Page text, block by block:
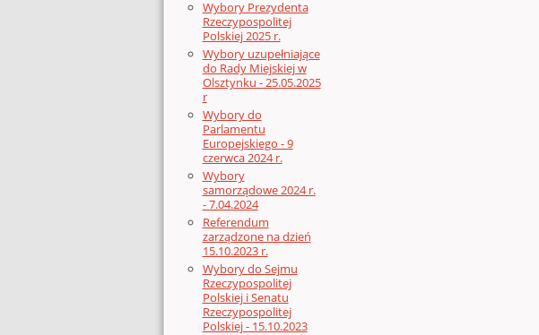
Wybory Prezydenta
Rzeczypospolitej
Polskiej 2025 r.
Wybory uzupełniające
do Rady Miejskiej w
Olsztynku - 25.05.2025
r
Wybory do
Parlamentu
Europejskiego - 9
czerwca 2024 r.
Wybory
samorządowe 2024 r.
- 7.04.2024
Referendum
zarządzone na dzień
15.10.2023 r.
Wybory do Sejmu
Rzeczypospolitej
Polskiej i Senatu
Rzeczypospolitej
Polskiej - 15.10.2023